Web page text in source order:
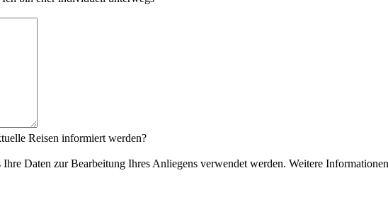
Reisen informiert werden?
Ihre Daten zur Bearbeitung Ihres Anliegens verwendet werden. Weitere